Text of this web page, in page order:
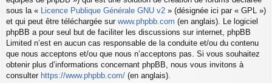
sous la « Licence Publique Générale GNU v2 » (désignée ici par « GPL »)
et qui peut être téléchargée sur www.phpbb.com (en anglais). Le logiciel
phpBB a pour seul but de faciliter les discussions sur internet, phpBB
Limited n’est en aucun cas responsable de la conduite et/ou du contenu
que nous acceptons et/ou que nous n’acceptons pas. Si vous souhaitez
obtenir plus d’informations concernant phpBB, nous vous invitons à
consulter https://www.phpbb.com/ (en anglais).